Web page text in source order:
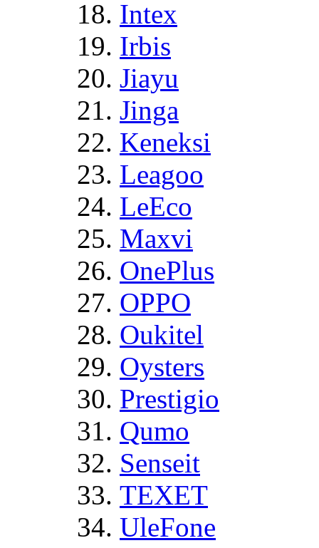
Intex
Irbis
Jiayu
Jinga
Keneksi
Leagoo
LeEco
Maxvi
OnePlus
OPPO
Oukitel
Oysters
Prestigio
Qumo
Senseit
TEXET
UleFone